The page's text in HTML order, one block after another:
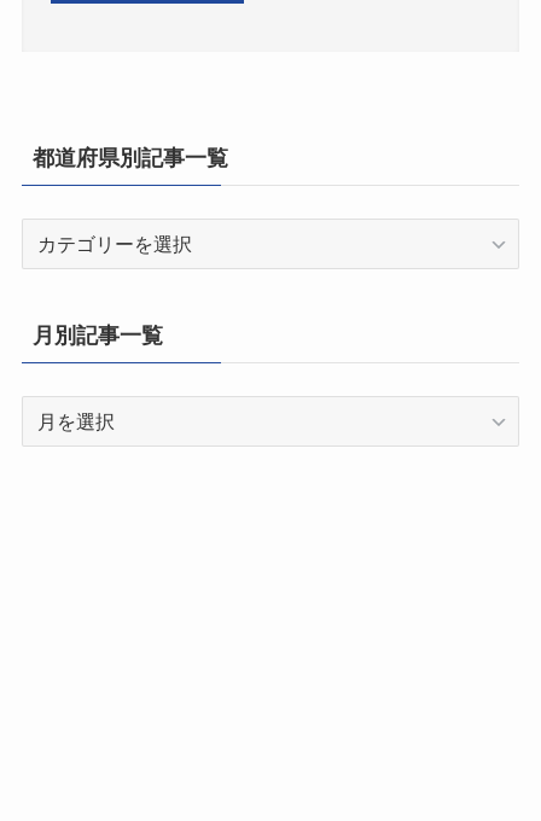
都道府県別記事一覧
県
別
一
月別記事一覧